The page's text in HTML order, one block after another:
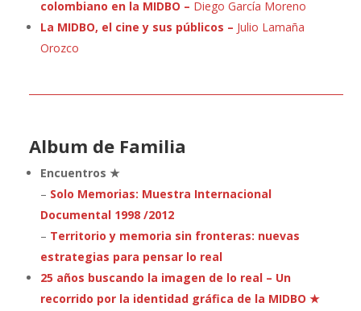
colombiano en la MIDBO – Diego García Moreno
La MIDBO, el cine y sus públicos – Julio Lamaña
Orozco
Album de Familia
Encuentros ★
– Solo Memorias: Muestra Internacional
Documental 1998 /2012
– Territorio y memoria sin fronteras: nuevas
estrategias para pensar lo real
25 años buscando la imagen de lo real – Un
recorrido por la identidad gráfica de la MIDBO ★